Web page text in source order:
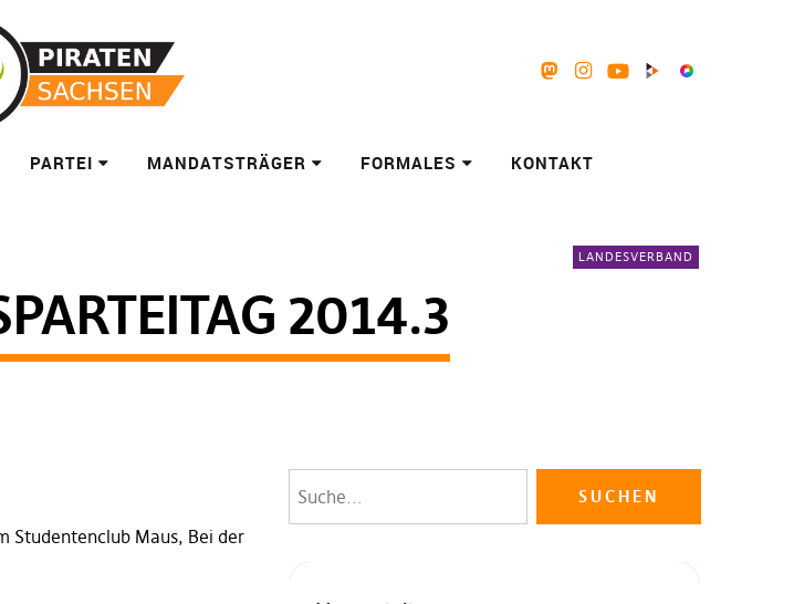
PARTEI MANDATSTRÄGER FORMALES KONTAKT
LANDESVERBAND
2014.3
Studentenclub Maus, Bei der